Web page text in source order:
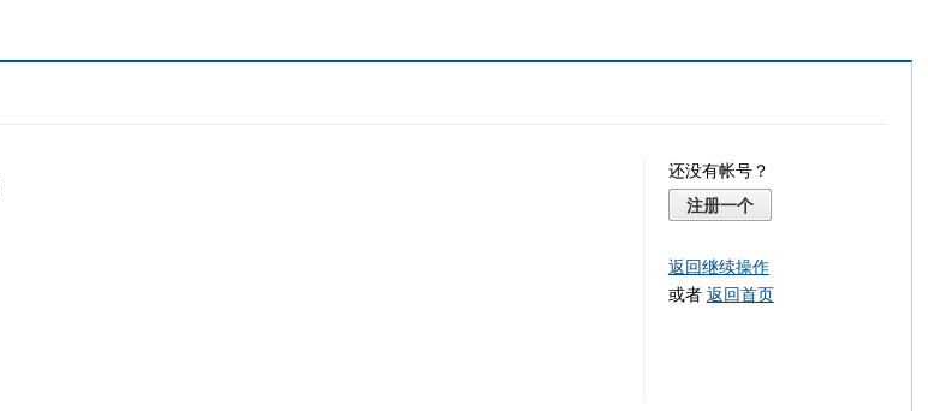
还没有帐号？
注册一个
返回继续操作
或者 返回首页